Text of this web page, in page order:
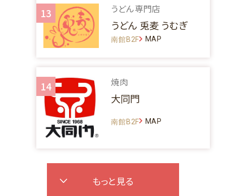
13 うどん専門店
うどん 兎麦 うむぎ
南館B2F MAP
14 焼肉
大同門
南館B2F MAP
もっと見る